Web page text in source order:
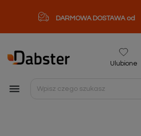
DARMOWA DOSTAWA od

Ulubione